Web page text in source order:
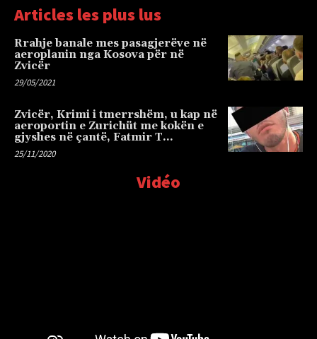
Articles les plus lus
Rrahje banale mes pasagjerëve në
aeroplanin nga Kosova për në
Zvicër
29/05/2021
Zvicër, Krimi i tmerrshëm, u kap në
aeroportin e Zurichüt me kokën e
gjyshes në çantë, Fatmir T…
25/11/2020
Vidéo